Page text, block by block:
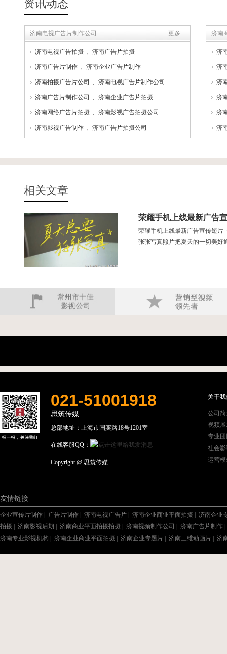
资讯动态
更多...
济南电视广告片制作公司
济南电视广告拍摄 、 济南广告片拍摄
济南广告片制作 、 济南企业广告片制作
济南拍摄广告片公司 、 济南电视广告片制作公司
济南广告片制作公司 、 济南企业广告片拍摄
济南网络广告片拍摄 、 济南影视广告拍摄公司
济南影视广告制作 、 济南广告片拍摄公司
济南
济
济
济
济
济
济
相关文章
荣耀手机上线最新广告
荣耀手机上线最新广告宣传短片
张张写真照片把夏天的一切美好
021-51001918
思筑传媒
总部地址：上海市国宾路18号1201室
在线客服QQ：
Copyright @ 思筑传媒
关于
公司
视频
专业
社会
运营
友情链接
企业宣传片制作 广告片制作 济南电视广告片 济南企业商业平面拍摄
济南企业
拍摄
济南影视后期 济南商业平面拍摄拍摄 济南视频制作公司 济南广告片制作
济南专业影视机构
济南企业商业平面拍摄 济南企业专题片 济南三维动画片 济